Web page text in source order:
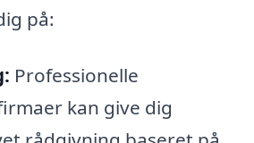
på:
Professionelle
kan give dig